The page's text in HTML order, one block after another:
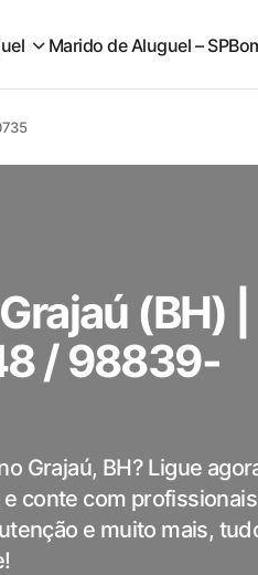
Marido de Aluguel – SP
(BH) |
/ 98839-
Grajaú, BH? Ligue
conte com profissionais
e muito mais,